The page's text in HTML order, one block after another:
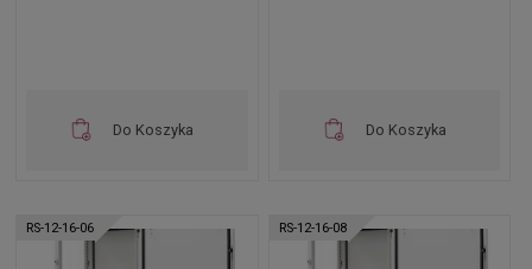
Do Koszyka Do Koszyka
RS-12-16-06 RS-12-16-08